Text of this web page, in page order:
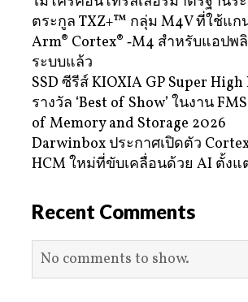
ตระกูล TXZ+™ กลุ่ม M4V ที่ใช้แก
Arm® Cortex® ‑M4 สำหรับแอปพ
ระบบแล้ว
SSD ซีรีส์ KIOXIA GP Super High
รางวัล ‘Best of Show’ ในงาน
of Memory and Storage 2026
Darwinbox ประกาศเปิดตัว
HCM ใหม่ที่ขับเคลื่อนด้วย AI ตั้งแ
Recent Comments
No comments to show.